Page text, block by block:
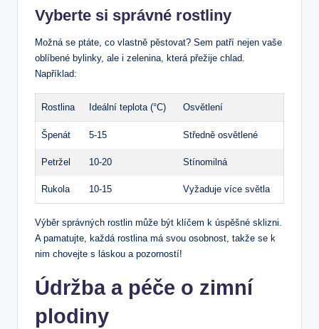
Vyberte si správné rostliny
Možná se ptáte, co vlastně pěstovat? Sem patří nejen vaše
oblíbené bylinky, ale i zelenina, která přežije chlad.
Například:
Rostlina Ideální teplota (°C) Osvětlení
Špenát 5-15 Středně osvětlené
Petržel 10-20 Stínomilná
Rukola 10-15 Vyžaduje více světla
Výběr správných rostlin může být klíčem k úspěšné sklizni.
A pamatujte, každá rostlina má svou osobnost, takže se k
nim chovejte s láskou a pozorností!
Údržba a péče o zimní
plodiny